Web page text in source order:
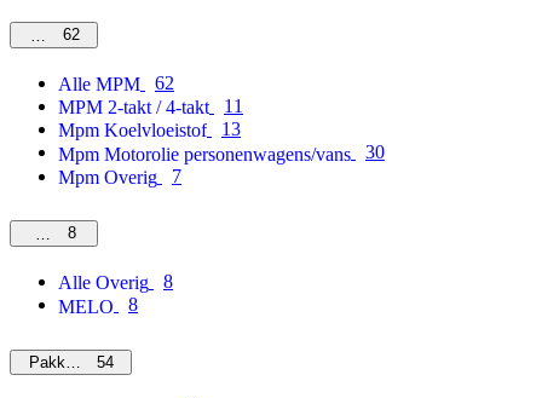
MPM62
Alle MPM
62
MPM 2-takt / 4-takt
11
Mpm Koelvloeistof
13
Mpm Motorolie personenwagens/vans
30
Mpm Overig
7
Overig
8
Alle Overig
8
MELO
8
Pakketten54